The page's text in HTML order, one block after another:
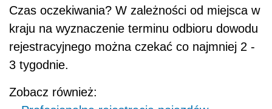
Czas oczekiwania? W zależności od miejsca w
kraju na wyznaczenie terminu odbioru dowodu
rejestracyjnego można czekać co najmniej 2 -
3 tygodnie.
Zobacz również: